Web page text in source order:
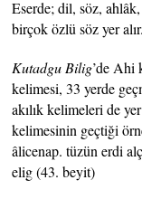
Eserde; dil, söz,
birçok özlü söz yer alır.
Kutadgu Bilig’de Ahi
kelimesi, 33 yerde
akılık kelimeleri de
kelimesinin geçtiği
âlicenap. tüzün erdi
elig (43. beyit)